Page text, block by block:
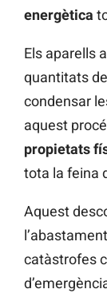
energètica
Els aparells
quantitats
condensar
aquest
propietats
tota la feina
Aquest
catàstrofes